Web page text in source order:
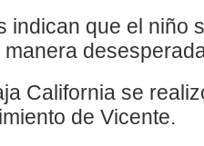
indican que el niño
California se
de Vicente.